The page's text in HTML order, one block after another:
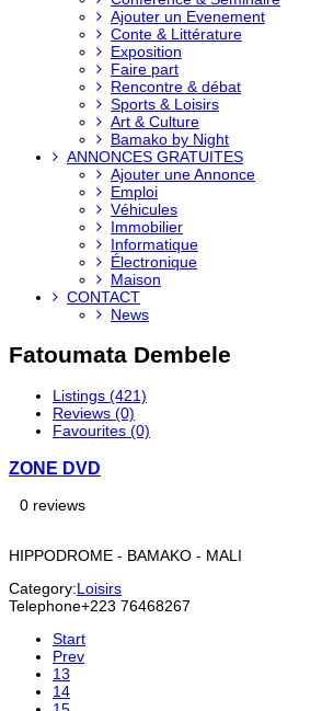
Ajouter un Evenement
Conte & Littérature
Exposition
Faire part
Rencontre & débat
Sports & Loisirs
Art & Culture
Bamako by Night
ANNONCES GRATUITES
Ajouter une Annonce
Emploi
Véhicules
Immobilier
Informatique
Électronique
Maison
CONTACT
News
Fatoumata Dembele
Listings (421)
Reviews (0)
Favourites (0)
ZONE DVD
0 reviews
HIPPODROME - BAMAKO - MALI
Category:Loisirs
Telephone+223 76468267
Start
Prev
13
14